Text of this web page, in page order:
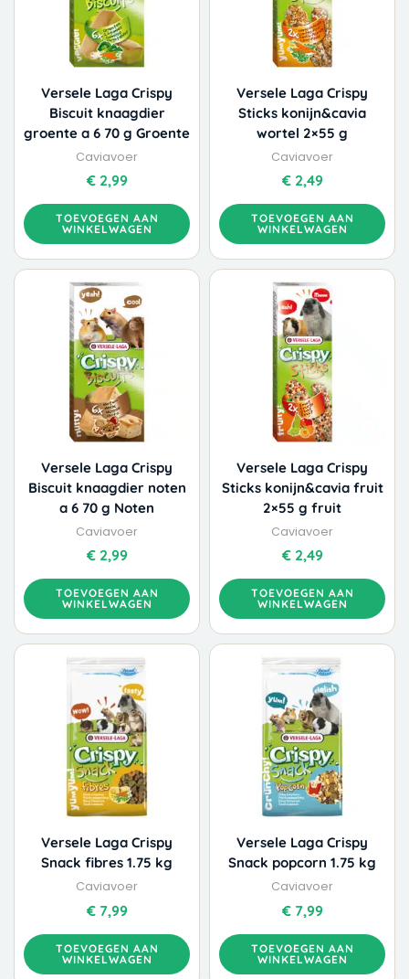
Versele Laga Crispy
Biscuit knaagdier
groente a 6 70 g Groente
Caviavoer
€2,99
TOEVOEGEN AAN
WINKELWAGEN
Versele Laga Crispy
Sticks konijn&cavia
wortel 2×55 g
Caviavoer
€2,49
TOEVOEGEN AAN
WINKELWAGEN
Versele Laga Crispy
Biscuit knaagdier noten
a 6 70 g Noten
Caviavoer
€2,99
TOEVOEGEN AAN
WINKELWAGEN
Versele Laga Crispy
Sticks konijn&cavia fruit
2×55 g fruit
Caviavoer
€2,49
TOEVOEGEN AAN
WINKELWAGEN
Versele Laga Crispy
Snack fibres 1.75 kg
Caviavoer
€7,99
TOEVOEGEN AAN
WINKELWAGEN
Versele Laga Crispy
Snack popcorn 1.75 kg
Caviavoer
€7,99
TOEVOEGEN AAN
WINKELWAGEN